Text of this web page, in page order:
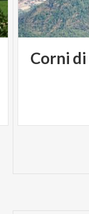
Corni di